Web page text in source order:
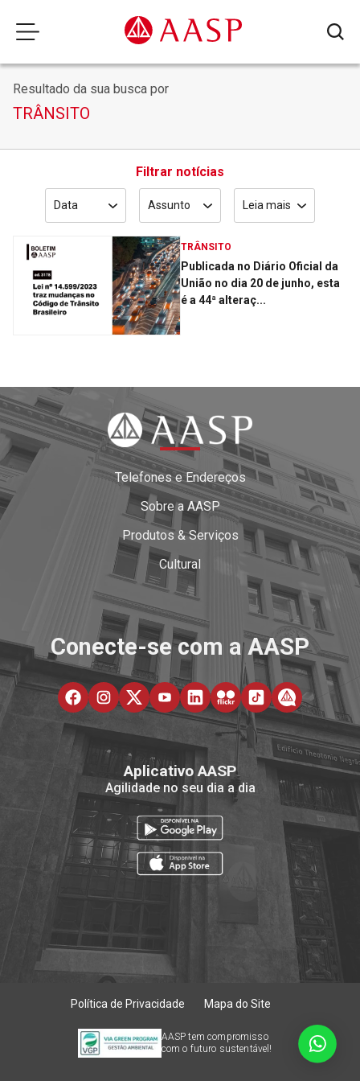
Resultado da sua busca por
TRÂNSITO
Filtrar notícias
Data Assunto Leia mais
TRÂNSITO
Publicada no Diário Oficial da
União no dia 20 de junho, esta
é a 44ª alteraç...
Telefones e Endereços
Sobre a AASP
Produtos & Serviços
Cultural
Conecte-se com a AASP
Aplicativo AASP
Agilidade no seu dia a dia
Política de Privacidade Mapa do Site
AASP tem compromisso
com o futuro sustentável!